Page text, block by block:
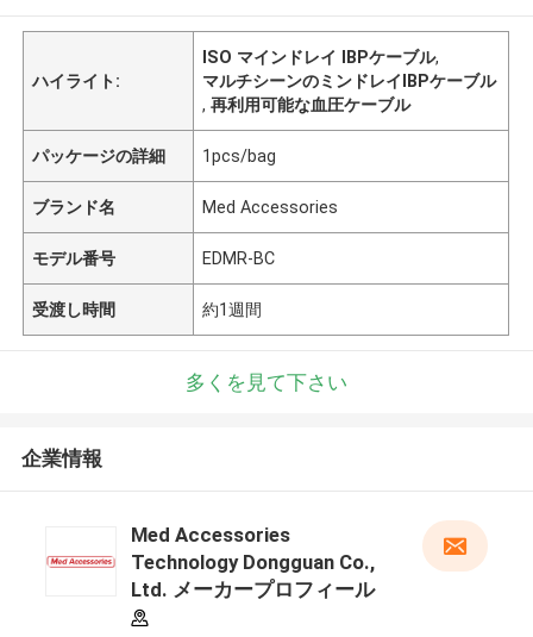
ハイライト:
ISO マインドレイ IBPケーブル,
マルチシーンのミンドレイIBPケーブル
,再利用可能な血圧ケーブル
パッケージの詳細 1pcs/bag
ブランド名 Med Accessories
モデル番号 EDMR-BC
受渡し時間 約1週間
多くを見て下さい
企業情報
Med Accessories
Technology Dongguan Co.,
Ltd. メーカープロフィール